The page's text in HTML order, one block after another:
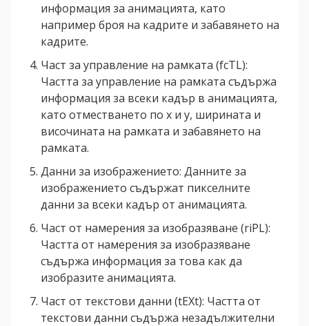
информация за анимацията, като
например броя на кадрите и забавянето на
кадрите.
Част за управление на рамката (fcTL):
Частта за управление на рамката съдържа
информация за всеки кадър в анимацията,
като отместването по x и y, ширината и
височината на рамката и забавянето на
рамката.
Данни за изображението: Данните за
изображението съдържат пикселните
данни за всеки кадър от анимацията.
Част от намерения за изобразяване (riPL):
Частта от намерения за изобразяване
съдържа информация за това как да
изобразите анимацията.
Част от текстови данни (tEXt): Частта от
текстови данни съдържа незадължителни